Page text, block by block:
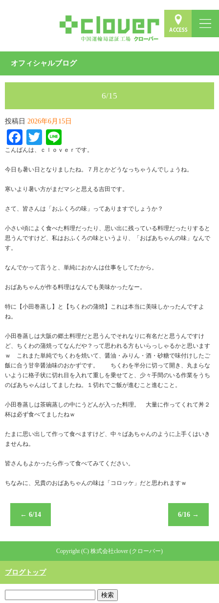
オフィシャルブログ
6/15
投稿日 2026年6月15日
Facebook
Twitter
こんばんは、ｃｌｏｖｅｒです。
今日も暑い日となりましたね。７月とかどうなっちゃうんでしょうね。
寒いより暑い方がまだマシと思える吉田です。
さて、皆さんは「おふくろの味」ってありますでしょうか？
小さい頃によく食べた料理だったり、思い出に残っている料理だったりすると
思うんですけど、私はおふくろの味というより、「おばあちゃんの味」なんで
す。
なんでかって言うと、単純におかんは仕事をしてたから。
おばあちゃんが作る料理はなんでも美味かったなー。
特に【小田巻蒸し】と【ちくわの蒲焼】これは本当に美味しかったんですよ
ね。
小田巻蒸しは大阪の郷土料理だと思うんでそれなりに有名だと思うんですけ
ど、ちくわの蒲焼ってなんだや？って思われる方もいらっしゃるかと思います
ｗ これまた単純でちくわを焼いて、醤油・みりん・酒・砂糖で味付けしたご
飯に合う甘辛醤油味のおかずです。 ちくわを半分に切って開き、丸まらな
いように格子状に切れ目を入れて重しを乗せてと、少々手間のいる作業をうち
のばあちゃんはしてましたね。１切れでご飯が進むこと進むこと。
小田巻蒸しは茶碗蒸しの中にうどんが入った料理。 大量に作ってくれて丼２
杯は必ず食べてましたねｗ
たまに思い出して作って食べますけど、中々ばあちゃんのように上手くはいき
ませんね。
皆さんもよかったら作って食べてみてください。
ちなみに、兄貴のおばあちゃんの味は「コロッケ」だと思われますｗ
← 6/14 6/16 →
Copyright (C) 株式会社clover (クローバー)
ブログトップ